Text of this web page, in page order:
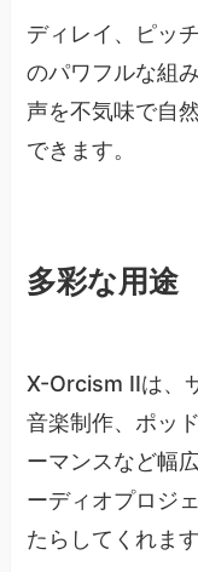
ディレイ、ピッ
のパワフルな組
声を不気味で自
できます。
多彩な用途
X-Orcism IIは、
音楽制作、ポッ
ーマンスなど幅
ーディオプロジ
たらしてくれます